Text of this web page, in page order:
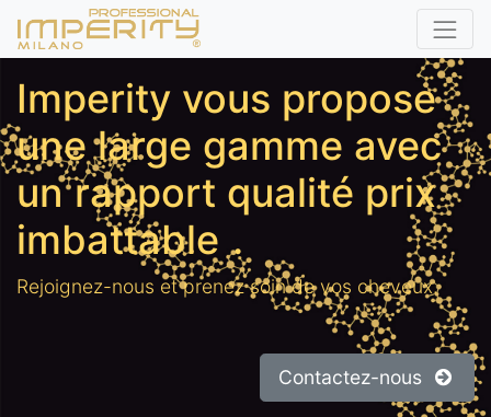
Imperity vous propose
une large gamme avec
un rapport qualité prix
imbattable .
Rejoignez-nous et prenez soin de vos cheveux.
Contactez-nous